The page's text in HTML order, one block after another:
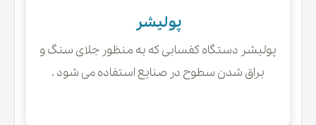
پولیشر
پولیشر دستگاه کفسابی که به منظور جلای سنگ و
براق شدن سطوح در صنایع استفاده می شود .